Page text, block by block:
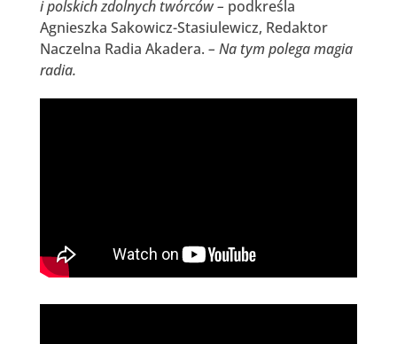
i polskich zdolnych twórców – podkreśla
Agnieszka Sakowicz-Stasiulewicz, Redaktor
Naczelna Radia Akadera. – Na tym polega magia
radia.